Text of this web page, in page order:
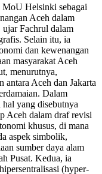
MoU Helsinki sebagai
Aceh dalam
Fachrul dalam
Selain itu, ia
dan kewenangan
masyarakat Aceh
menurutnya,
antara Aceh dan Jakarta
Dalam
yang disebutnya
Aceh dalam draf revisi
khusus, di mana
aspek simbolik,
sumber daya alam
Pusat. Kedua, ia
(hyper-